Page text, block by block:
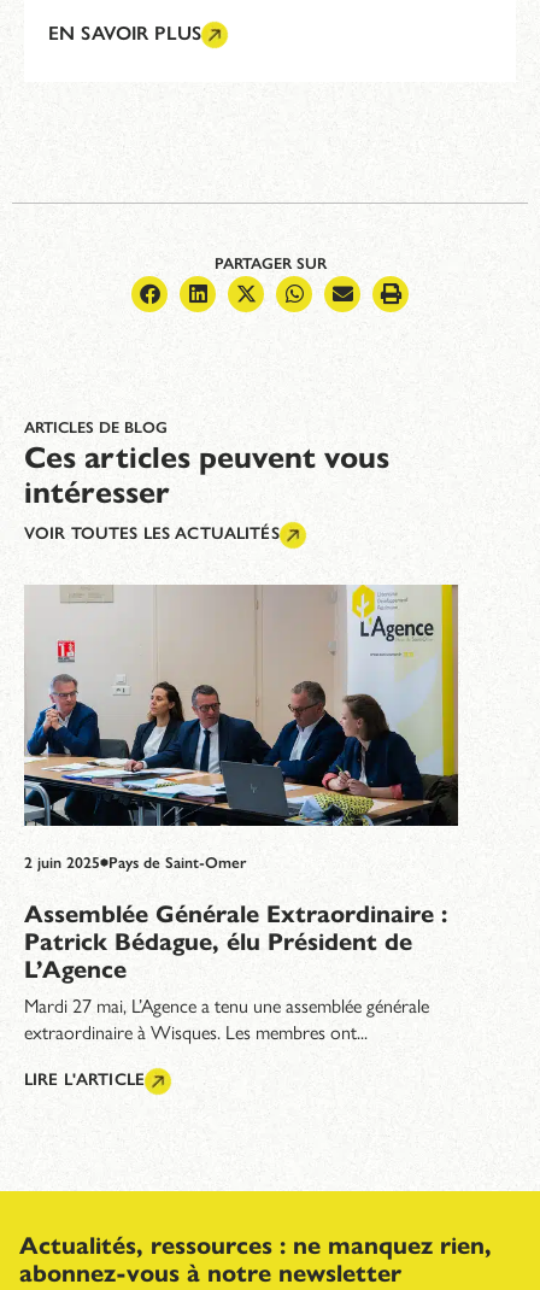
EN SAVOIR PLUS
PARTAGER SUR
ARTICLES DE BLOG
Ces articles peuvent vous
intéresser
VOIR TOUTES LES ACTUALITÉS
2 juin 2025 Pays de Saint-Omer
Assemblée Générale Extraordinaire :
Patrick Bédague, élu Président de
L’Agence
Mardi 27 mai, L’Agence a tenu une assemblée générale
extraordinaire à Wisques. Les membres ont...
LIRE L'ARTICLE
Actualités, ressources : ne manquez rien,
abonnez-vous à notre newsletter